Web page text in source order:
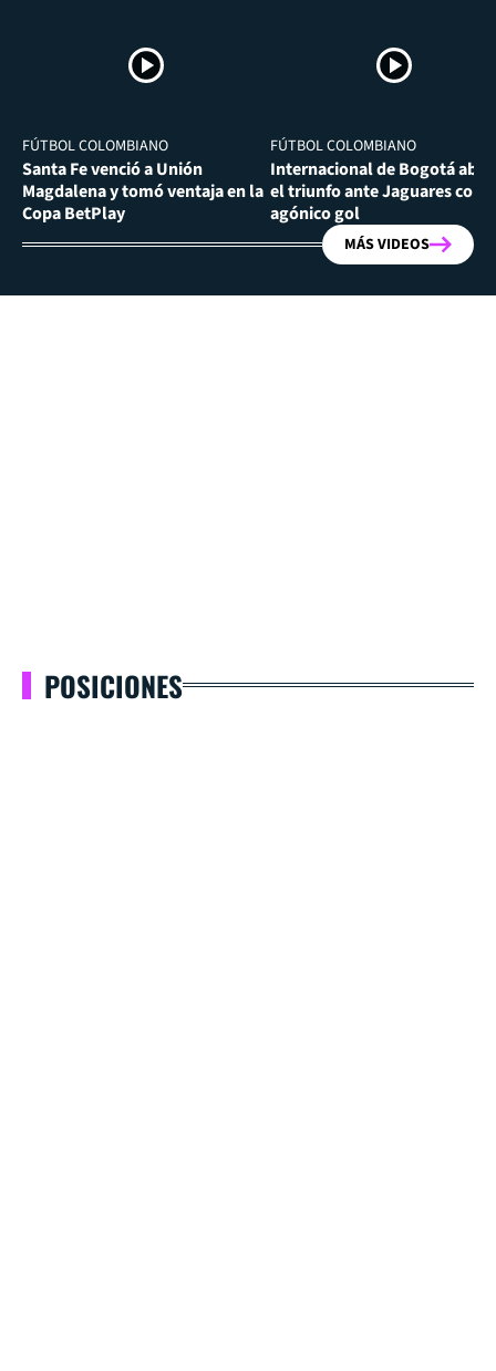
FÚTBOL COLOMBIANO
Santa Fe venció a Unión
Magdalena y tomó ventaja en la
Copa BetPlay
FÚTBOL COLOMBIANO
Internacional de Bogotá
el triunfo ante Jaguares con
agónico gol
MÁS VIDEOS
POSICIONES